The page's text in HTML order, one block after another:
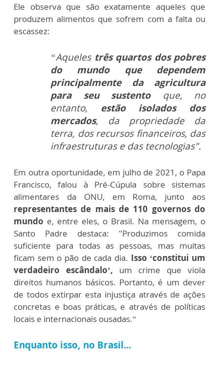
Ele observa que são exatamente aqueles que
produzem alimentos que sofrem com a falta ou
escassez:
“Aquelestrês quartos dos pobres
do mundo que dependem
principalmente da agricultura
para seu sustento que, no
entanto, estão isolados dos
mercados, da propriedade da
terra, dos recursos financeiros, das
infraestruturas e das tecnologias".
Em outra oportunidade, em julho de 2021, o Papa
Francisco, falou à Pré-Cúpula sobre sistemas
alimentares da ONU, em Roma, junto aos
representantes de mais de 110 governos do
mundo e, entre eles, o Brasil. Na mensagem, o
Santo Padre destaca: "Produzimos comida
suficiente para todas as pessoas, mas muitas
ficam sem o pão de cada dia. Isso ‘constitui um
verdadeiro escândalo’, um crime que viola
direitos humanos básicos. Portanto, é um dever
de todos extirpar esta injustiça através de ações
concretas e boas práticas, e através de políticas
locais e internacionais ousadas.”
Enquanto isso, no Brasil...